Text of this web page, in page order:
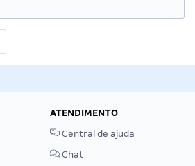
ATENDIMENTO
Central de ajuda
Chat